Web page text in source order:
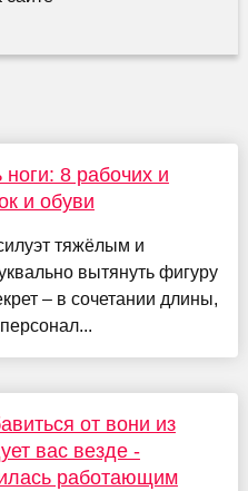
ноги: 8 рабочих и
и обуви
тяжёлым и
вытянуть фигуру
– в сочетании длины,
от вони из
вас везде -
работающим